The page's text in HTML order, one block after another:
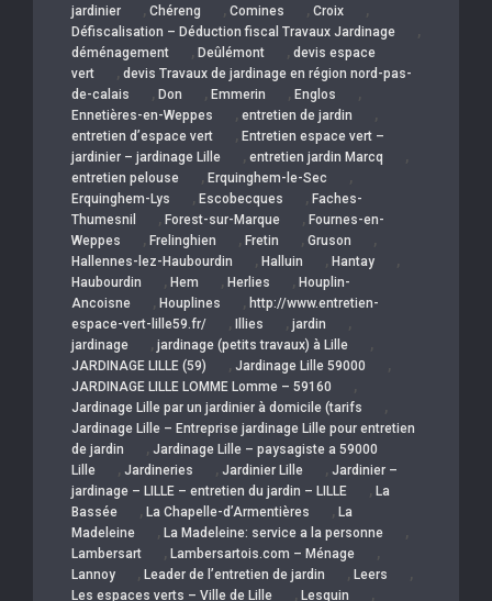
jardinier
, Chéreng , Comines , Croix ,
Défiscalisation – Déduction fiscal Travaux Jardinage ,
déménagement , Deûlémont , devis espace
vert
, devis Travaux de jardinage en région nord-pas-
de-calais
, Don , Emmerin , Englos ,
Ennetières-en-Weppes , entretien de jardin ,
entretien d’espace vert , Entretien espace vert –
jardinier – jardinage Lille
, entretien jardin Marcq ,
entretien pelouse , Erquinghem-le-Sec ,
Erquinghem-Lys , Escobecques , Faches-
Thumesnil
, Forest-sur-Marque , Fournes-en-
Weppes
, Frelinghien , Fretin , Gruson ,
Hallennes-lez-Haubourdin , Halluin , Hantay ,
Haubourdin , Hem , Herlies , Houplin-
Ancoisne
, Houplines , http://www.entretien-
espace-vert-lille59.fr/
, Illies , jardin ,
jardinage , jardinage (petits travaux) à Lille ,
JARDINAGE LILLE (59) , Jardinage Lille 59000 ,
JARDINAGE LILLE LOMME Lomme – 59160 ,
Jardinage Lille par un jardinier à domicile (tarifs ,
Jardinage Lille – Entreprise jardinage Lille pour entretien
de jardin
, Jardinage Lille – paysagiste a 59000
Lille
, Jardineries , Jardinier Lille , Jardinier –
jardinage – LILLE – entretien du jardin – LILLE
, La
Bassée
, La Chapelle-d’Armentières , La
Madeleine
, La Madeleine: service a la personne ,
Lambersart , Lambersartois.com – Ménage ,
Lannoy , Leader de l’entretien de jardin , Leers ,
Les espaces verts – Ville de Lille , Lesquin ,